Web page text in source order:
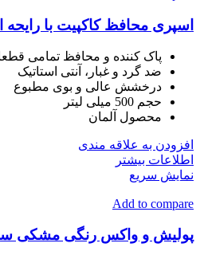
اسپری محافظ کاکپیت با
پاک کننده و محافظ تمامی
ضد گرد و غبار، آنتی استاتیک
درخشش عالی و بوی مطبوع
حجم 500 میلی لیتر
محصول آلمان
افزودن به علاقه مندی
اطلاعات بیشتر
نمایش سریع
Add to compare
پولیش و واکس رنگی مشکی